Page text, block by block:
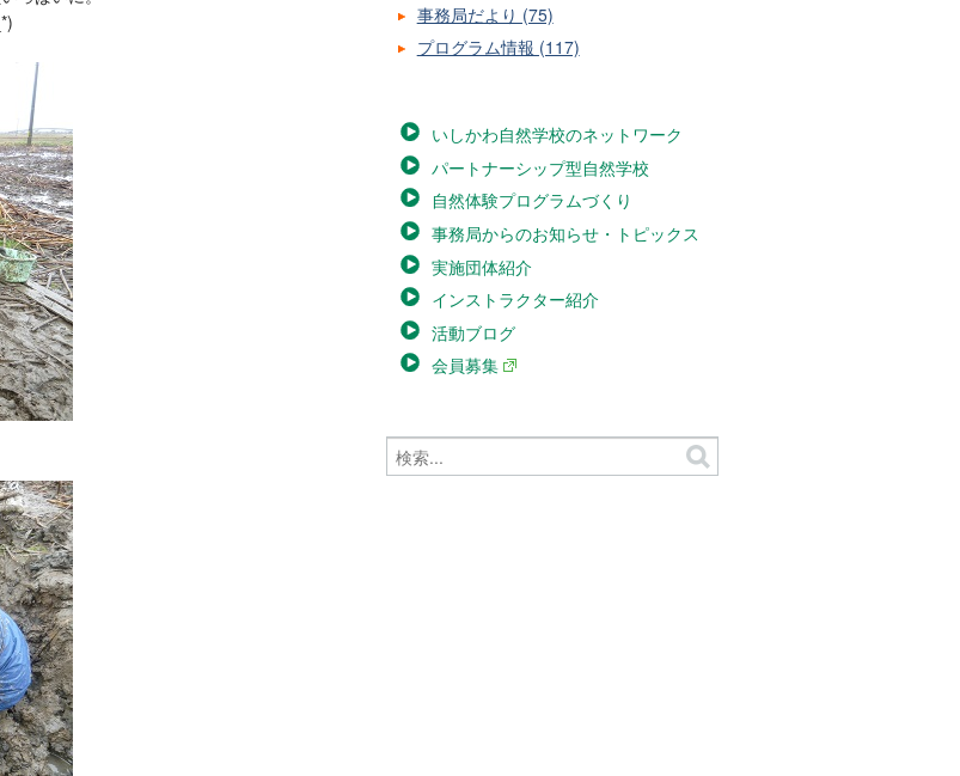
事務局だより (75)
プログラム情報 (117)
いしかわ自然学校のネットワーク
パートナーシップ型自然学校
自然体験プログラムづくり
事務局からのお知らせ・トピックス
実施団体紹介
インストラクター紹介
活動ブログ
会員募集